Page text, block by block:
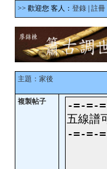
>> 歡迎您 客人： 登錄| 註冊|
主題：家後
複製帖子